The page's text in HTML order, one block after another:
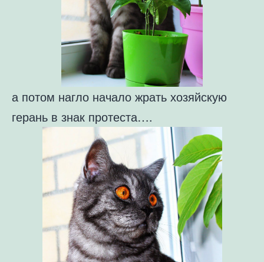
а потом нагло начало жрать хозяйскую
герань в знак протеста….